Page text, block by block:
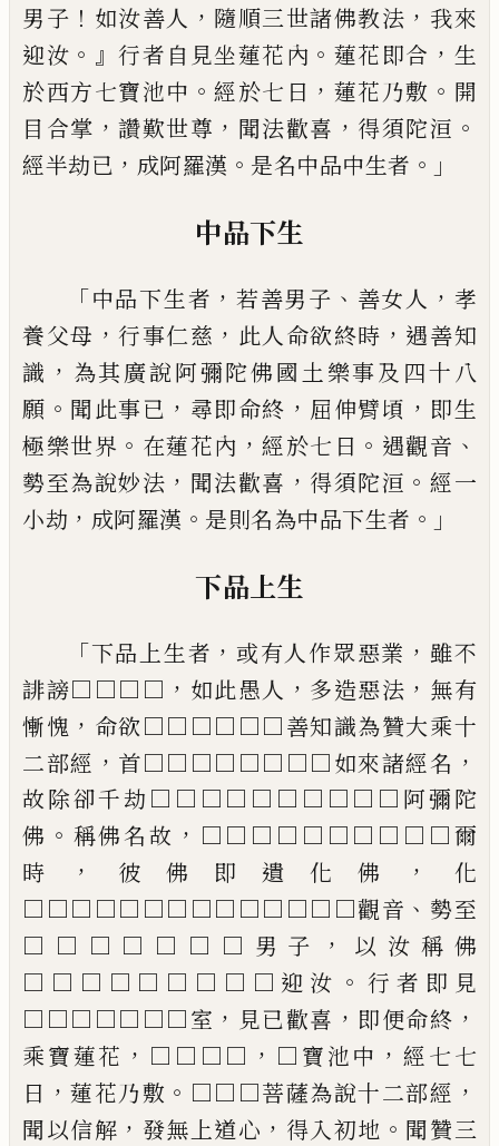
男子 ！ 如汝善人 ， 隨順三世諸佛教法 ， 我來
迎汝 。』行者自見坐蓮花內 。 蓮花即合 ， 生
於西方七寶池中 。 經於七日 ， 蓮花乃敷 。 開
目合掌 ，讚歎世尊 ， 聞法歡喜 ， 得須陀洹 。
經半劫已 ， 成阿羅漢 。 是名中品中生者 。」
中品下生
「中品下生者 ，若善男子 、 善女人 ， 孝
養父母 ，行事仁慈 ， 此人命欲終時 ， 遇善知
識 ， 為其廣說阿彌陀佛國土樂事及四十八
願 。 聞此事已 ， 尋即命終 ， 屈伸臂頃 ， 即生
極樂世界 。 在蓮花內 ， 經於七日 。 遇觀音 、
勢至為說妙法 ， 聞法歡喜 ， 得須陀洹 。 經一
小劫 ， 成阿羅漢 。 是則名為中品下生者 。」
下品上生
「下品上生者 ， 或有人作眾惡業 ， 雖不
誹謗□□□□ ， 如此愚人 ， 多造惡法 ， 無有
慚愧 ， 命欲□□□□□□善知識為贊大乘十
二部經 ， 首□□□□□□□□如來諸經名 ，
故除卻千劫□□□□□□□□□□阿彌陀
佛 。 稱佛名故 ， □□□□□□□□□□爾
時
， 彼佛即遺化佛 ， 化
□ □□□□□□□□□□□□□觀音 、 勢至
□□□□□□ □男子 ， 以汝稱佛
□□□□□□□□□迎汝 。行者即見
□□□□□□□室 ， 見已歡喜 ， 即便命終 ，
乘寶蓮花 ， □ □□□ ， □寶池中 ， 經七七
日 ，蓮花乃敷 。 □□□菩薩為說十二部經 ，
聞以信解 ， 發無上道心 ， 得入初地 。 聞贊三